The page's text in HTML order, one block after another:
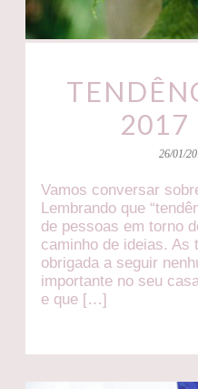
2017
26/01/
Vamos conversar
Lembrando que
de pessoas em torno
caminho de ideias. As
obrigada a seguir
importante no seu
e que […]